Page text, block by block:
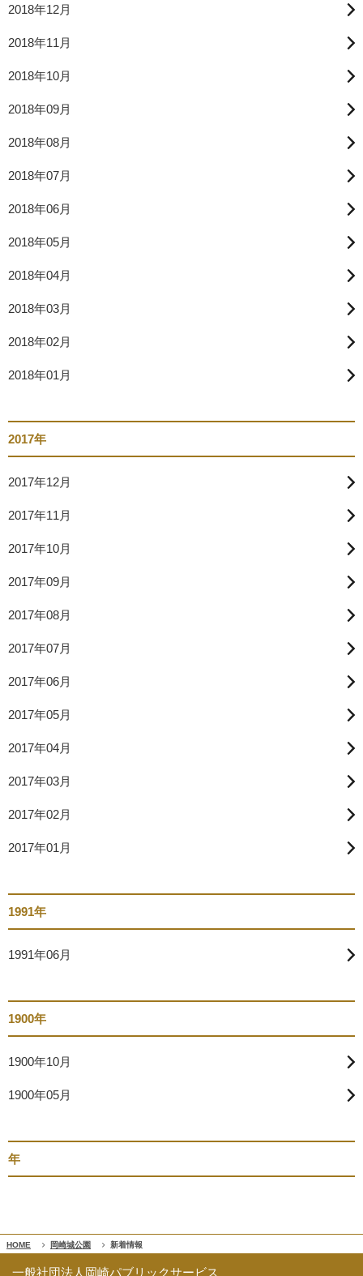
2018年12月
2018年11月
2018年10月
2018年09月
2018年08月
2018年07月
2018年06月
2018年05月
2018年04月
2018年03月
2018年02月
2018年01月
2017年
2017年12月
2017年11月
2017年10月
2017年09月
2017年08月
2017年07月
2017年06月
2017年05月
2017年04月
2017年03月
2017年02月
2017年01月
1991年
1991年06月
1900年
1900年10月
1900年05月
年
HOME 岡崎城公園 新着情報
一般社団法人岡崎パブリックサービス